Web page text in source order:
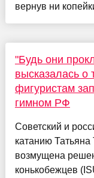
вернув ни
"Будь они
высказалась о
фигуристам
гимном РФ
Советский и
катанию Татьяна
возмущена
конькобежцев